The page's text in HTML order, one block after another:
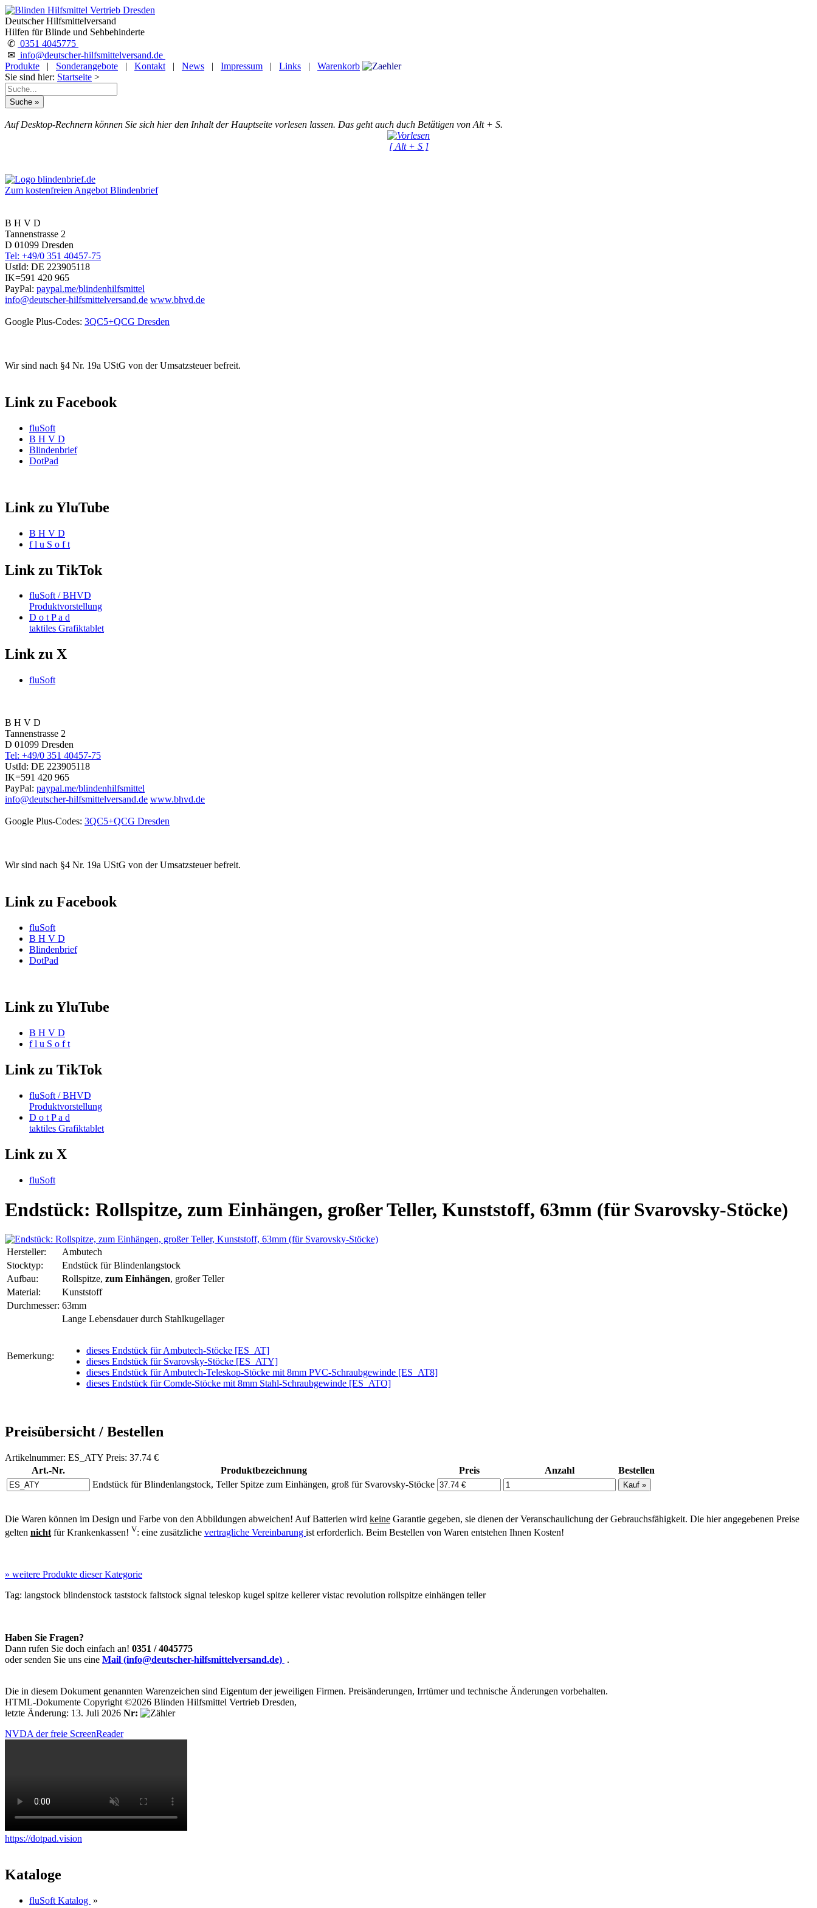
Deutscher Hilfsmittelversand
Hilfen für Blinde und Sehbehinderte
✆ 0351 4045775
✉ info@deutscher-hilfsmittelversand.de
Produkte
| Sonderangebote | Kontakt | News | Impressum | Links |
Warenkorb
Sie sind hier: Startseite >
Auf Desktop-Rechnern können Sie sich hier den Inhalt der Hauptseite vorlesen lassen. Das geht auch duch Betätigen von Alt + S.
[ Alt + S ]
Zum kostenfreien Angebot Blindenbrief
B H V D
Tannenstrasse 2
D 01099 Dresden
Tel: +49/0 351 40457-75
UstId: DE 223905118
IK=591 420 965
PayPal: paypal.me/blindenhilfsmittel
info@deutscher-hilfsmittelversand.de www.bhvd.de
Google Plus-Codes: 3QC5+QCG Dresden
Wir sind nach §4 Nr. 19a UStG von der Umsatzsteuer befreit.
Link zu Facebook
fluSoft
B H V D
Blindenbrief
DotPad
Link zu YluTube
B H V D
f l u S o f t
Link zu TikTok
fluSoft / BHVD
Produktvorstellung
D o t P a d
taktiles Grafiktablet
Link zu X
fluSoft
B H V D
Tannenstrasse 2
D 01099 Dresden
Tel: +49/0 351 40457-75
UstId: DE 223905118
IK=591 420 965
PayPal: paypal.me/blindenhilfsmittel
info@deutscher-hilfsmittelversand.de www.bhvd.de
Google Plus-Codes: 3QC5+QCG Dresden
Wir sind nach §4 Nr. 19a UStG von der Umsatzsteuer befreit.
Link zu Facebook
fluSoft
B H V D
Blindenbrief
DotPad
Link zu YluTube
B H V D
f l u S o f t
Link zu TikTok
fluSoft / BHVD
Produktvorstellung
D o t P a d
taktiles Grafiktablet
Link zu X
fluSoft
Endstück: Rollspitze, zum Einhängen, großer Teller, Kunststoff, 63mm (für Svarovsky-Stöcke)
Hersteller:
Ambutech
Stocktyp:
Endstück für Blindenlangstock
Aufbau:
Rollspitze, zum Einhängen, großer Teller
Material:
Kunststoff
Durchmesser: 63mm
Bemerkung:
Lange Lebensdauer durch Stahlkugellager
dieses Endstück für Ambutech-Stöcke [ES_AT]
dieses Endstück für Svarovsky-Stöcke [ES_ATY]
dieses Endstück für Ambutech-Teleskop-Stöcke mit 8mm PVC-Schraubgewinde [ES_AT8]
dieses Endstück für Comde-Stöcke mit 8mm Stahl-Schraubgewinde [ES_ATO]
Preisübersicht / Bestellen
Artikelnummer: ES_ATY Preis: 37.74 €
Art.-Nr.
Produktbezeichnung Preis Anzahl
Bestellen
Endstück für Blindenlangstock, Teller Spitze zum Einhängen, groß für Svarovsky-Stöcke
Die Waren können im Design und Farbe von den Abbildungen abweichen! Auf Batterien wird keine Garantie gegeben, sie dienen der Veranschaulichung der Gebrauchsfähigkeit. Die hier angegebenen Preise
gelten nichtfür Krankenkassen! V: eine zusätzliche vertragliche Vereinbarung ist erforderlich. Beim Bestellen von Waren entstehen Ihnen Kosten!
» weitere Produkte dieser Kategorie
Tag: langstock blindenstock taststock faltstock signal teleskop kugel spitze kellerervistac revolution rollspitze einhängen teller
Haben Sie Fragen?
Dann rufen Sie doch einfach an! 0351 / 4045775
oder senden Sie uns eine Mail (info@deutscher-hilfsmittelversand.de) .
Die in diesem Dokument genannten Warenzeichen sind Eigentum der jeweiligen Firmen. Preisänderungen, Irrtümer und technische Änderungen vorbehalten.
HTML-Dokumente Copyright ©2026 Blinden Hilfsmittel Vertrieb Dresden,
letzte Änderung: 13. Juli 2026 Nr:
NVDA der freie ScreenReader
https://dotpad.vision
Kataloge
fluSoft Katalog »